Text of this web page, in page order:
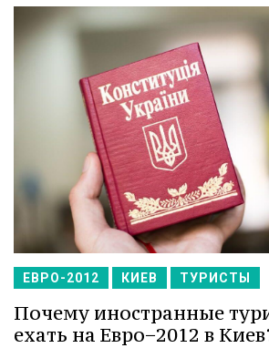
ЕВРО-2012 КИЕВ ТУРИСТЫ
Почему иностранные
ехать на Евро−2012 в